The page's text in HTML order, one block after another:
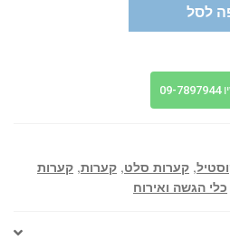
לסל
, קערות סלט, קערות, קערות
כלי הגשה ואירוח